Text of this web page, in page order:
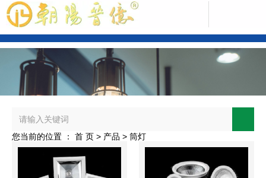
中文版
ENGLISH
您当前的位置 ： 首 页 > 产品 > 筒灯